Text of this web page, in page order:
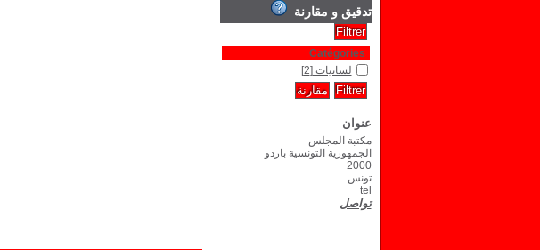
تدقيق و مقارنة
Catégories
لسانيات [2]
عنوان
مكتبة المجلس
الجمهورية التونسية باردو
2000
تونس
tel
تواصل